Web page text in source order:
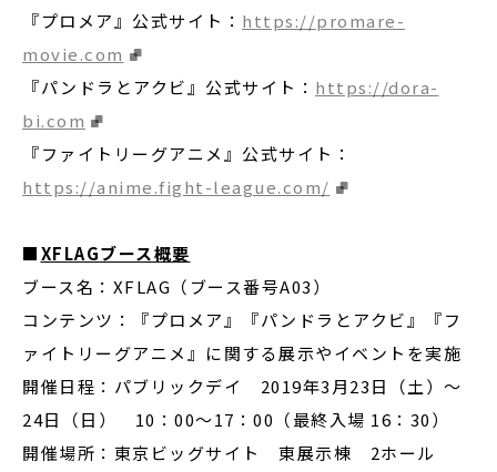
『プロメア』公式サイト： https://promare-
movie.com
『パンドラとアクビ』公式サイト： https://dora-
bi.com
『ファイトリーグアニメ』公式サイト：
https://anime.fight-league.com/
■XFLAGブース概要
ブース名：XFLAG（ブース番号A03）
コンテンツ：『プロメア』『パンドラとアクビ』『フ
ァイトリーグアニメ』に関する展示やイベントを実施
開催日程：パブリックデイ 2019年3月23日（土）～
24日（日） 10：00～17：00（最終入場 16：30）
開催場所：東京ビッグサイト 東展示棟 2ホール